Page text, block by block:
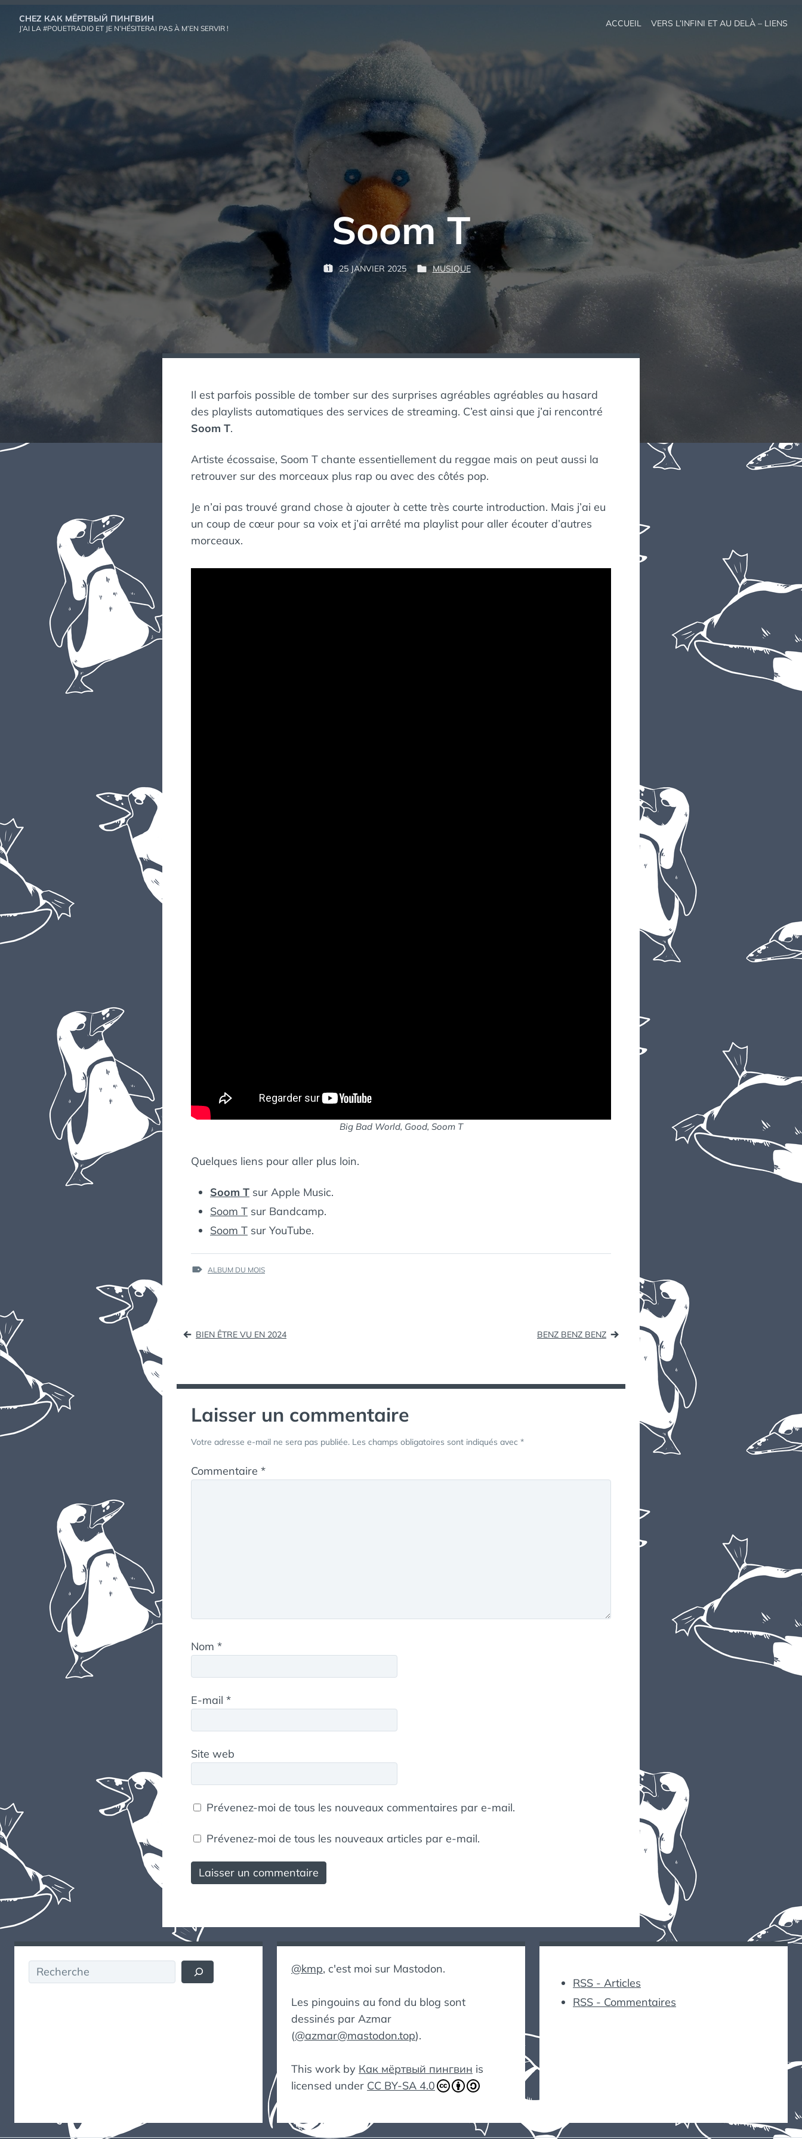
CHEZ КАК МЁРТВЫЙ ПИНГВИН
J’AI LA #POUETRADIO ET JE N’HÉSITERAI PAS À M’EN SERVIR ! ACCUEIL VERS L’INFINI ET AU DELÀ – LIENS
Soom T
P
B
L
:
25 JANVIER 2025
P
A
R
К
А
К
М
Т
Й
П
В
И
P
U
B
L
D
S
MUSIQUE
Il est parfois possible de tomber sur des surprises agréables agréables au hasard
des playlists automatiques des services de streaming. C’est ainsi que j’ai rencontré
Soom T.
Artiste écossaise, Soom T chante essentiellement du reggae mais on peut aussi la
retrouver sur des morceaux plus rap ou avec des côtés pop.
Je n’ai pas trouvé grand chose à ajouter à cette très courte introduction. Mais j’ai eu
un coup de cœur pour sa voix et j’ai arrêté ma playlist pour aller écouter d’autres
morceaux.
Big Bad World, Good, Soom T
Quelques liens pour aller plus loin.
Soom T sur Apple Music.
Soom T sur Bandcamp.
Soom T sur YouTube.
ÉTIQUETTES :
ALBUM DU MOIS
Navigation
l’article
BIEN ÊTRE VU EN 2024 BENZ BENZ BENZ
Laisser un commentaire
Votre adresse e-mail ne sera pas publiée. Les champs obligatoires sont indiqués avec *
Commentaire *
Nom *
E-mail *
Site web
Prévenez-moi de tous les nouveaux commentaires par e-mail.
Prévenez-moi de tous les nouveaux articles par e-mail.
Rechercher @kmp, c'est moi sur Mastodon.
Les pingouins au fond du blog sont
dessinés par Azmar
(@azmar@mastodon.top).
This work by Как мёртвый пингвин is
licensed under CC BY-SA 4.0
RSS - Articles
RSS - Commentaires